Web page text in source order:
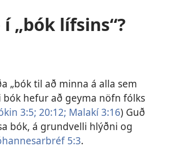
„bók lífsins“?
„bók til að minna á alla sem
hefur að geyma nöfn fólks
3:5; 20:12; Malakí 3:16) Guð
bók, á grundvelli hlýðni og
5:3.